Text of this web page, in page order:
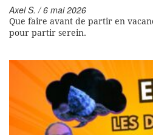
Axel S. / 6 mai 2026
Que faire avant de partir en
pour partir serein.